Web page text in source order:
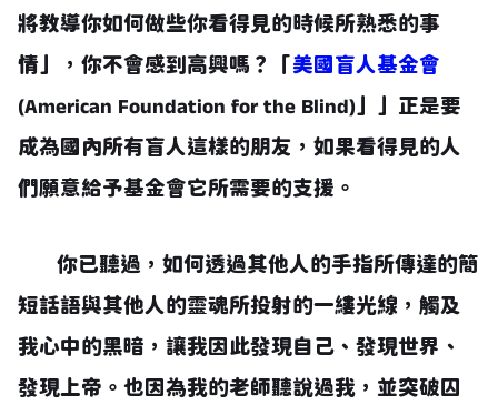
將教導你如何做些你看得見的時候所熟悉的事
情」，你不會感到高興嗎？「美國盲人基金會
(American Foundation for the Blind)」」正是要
成為國內所有盲人這樣的朋友，如果看得見的人
們願意給予基金會它所需要的支援。
你已聽過，如何透過其他人的手指所傳達的簡
短話語與其他人的靈魂所投射的一縷光線，觸及
我心中的黑暗，讓我因此發現自己、發現世界、
發現上帝。也因為我的老師聽說過我，並突破囚